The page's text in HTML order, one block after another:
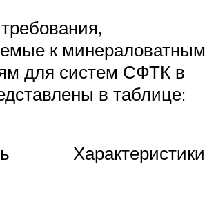
к минераловатным
для систем СФТК в
в таблице:
Характеристики